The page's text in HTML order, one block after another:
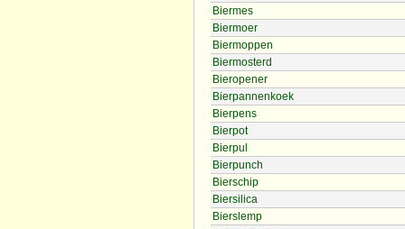
Biermes
Biermoer
Biermoppen
Biermosterd
Bieropener
Bierpannenkoek
Bierpens
Bierpot
Bierpul
Bierpunch
Bierschip
Biersilica
Bierslemp